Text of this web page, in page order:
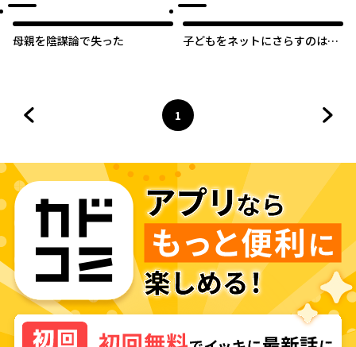
母親を陰謀論で失った
子どもをネットにさらすのは罪
ページ
1
へ